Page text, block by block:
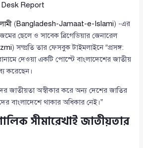
Desk Report
(Bangladesh-Jamaat-e-Islami) -এর
ছেলে ও সাবেক ব্রিগেডিয়ার জেনারেল
) সম্প্রতি তার ফেসবুক টাইমলাইনে “প্রসঙ্গ:
দেওয়া একটি পোস্টে বাংলাদেশের জাতীয়
করেছেন।
জাতীয়তা অস্বীকার করে অন্য দেশের জাতির
বাংলাদেশে থাকার অধিকার নেই।”
সীমারেখাই জাতীয়তার